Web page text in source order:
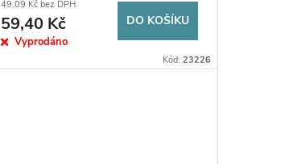
49,09 Kč bez DPH
59,40 Kč
Vyprodáno
DO KOŠÍKU
Kód: 23226